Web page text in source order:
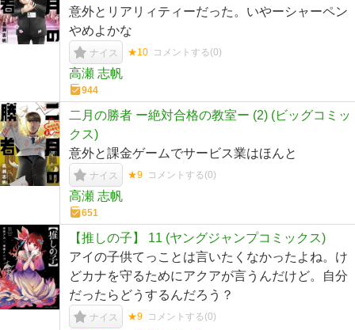
意外とリアリィティーだった。いやーシャーペン
やめよかな
ナイス ★10 コメントする(0)
高瀬 志帆
944
二月の勝者 ー絶対合格の教室ー (2) (ビッグコミッ
クス)
意外と課金ゲームでサービス業はほんと
ナイス ★9 コメントする(0)
高瀬 志帆
651
【推しの子】 11 (ヤングジャンプコミックス)
アイの子供てっことは言いたくなかったよね。け
どカナを守るためにアクアが言うんだけど。自分
だったらどうするんだろう？
ナイス ★9 コメントする(0)